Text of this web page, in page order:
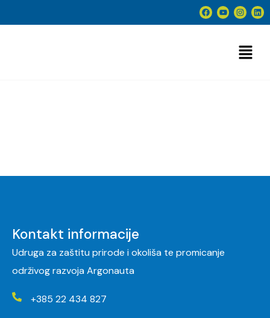
Kontakt informacije
Udruga za zaštitu prirode i okoliša te promicanje
održivog razvoja Argonauta
+385 22 434 827